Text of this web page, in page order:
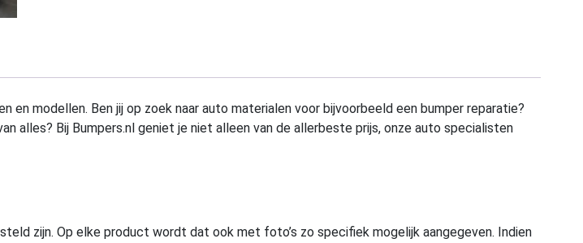
modellen. Ben jij op zoek naar auto materialen voor bijvoorbeeld een bumper reparatie?
alles? Bij Bumpers.nl geniet je niet alleen van de allerbeste prijs, onze auto specialisten
zijn. Op elke product wordt dat ook met foto’s zo specifiek mogelijk aangegeven. Indien